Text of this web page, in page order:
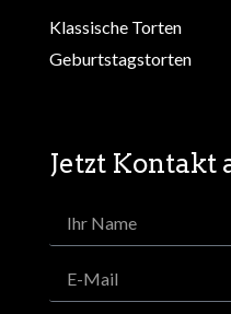
Klassische Torten
Geburtstagstorten
Jetzt Kontakt